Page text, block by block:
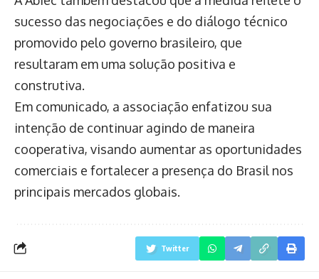
sucesso das negociações e do diálogo técnico
promovido pelo governo brasileiro, que
resultaram em uma solução positiva e
construtiva.
Em comunicado, a associação enfatizou sua
intenção de continuar agindo de maneira
cooperativa, visando aumentar as oportunidades
comerciais e fortalecer a presença do Brasil nos
principais mercados globais.
Twitter